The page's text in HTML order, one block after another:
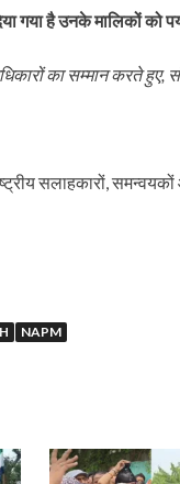
गया है उनके मालिकों को
का सम्मान करते हुए,
सलाहकारों,
NAPM